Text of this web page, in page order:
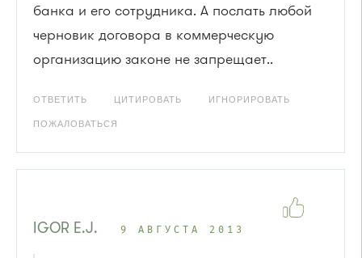
банка и его сотрудника. А послать любой
черновик договора в коммерческую
организацию законе не запрещает..
ОТВЕТИТЬ ЦИТИРОВАТЬ ИГНОРИРОВАТЬ
ПОЖАЛОВАТЬСЯ
IGOR E.J. 9 АВГУСТА 2013